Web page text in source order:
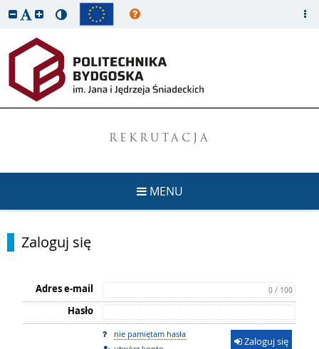
REKRUTACJA
MENU
Zaloguj się
Adres e-mail 0 / 100
Hasło
nie pamiętam hasła
Zaloguj się